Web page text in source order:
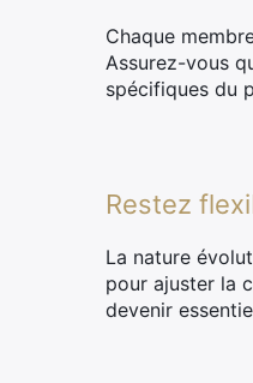
Chaque
Assurez-vous
spécifiques du
Restez
La nature
pour ajuster la
devenir